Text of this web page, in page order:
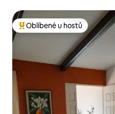
Nejlepší v kategorii Oblíbené
Oblíbené u hostů